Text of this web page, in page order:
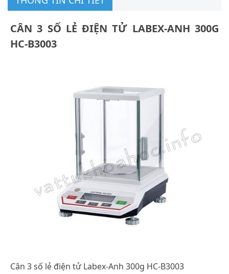
CÂN 3 SỐ LẺ ĐIỆN TỬ LABEX-ANH 300G
HC-B3003
Cân 3 số lẻ điện tử Labex-Anh 300g HC-B3003